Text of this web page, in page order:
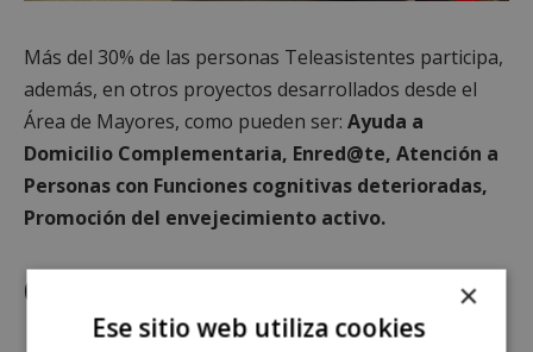
Más del 30% de las personas Teleasistentes participa,
además, en otros proyectos desarrollados desde el
Área de Mayores, como pueden ser: Ayuda a
Domicilio Complementaria, Enred@te, Atención a
Personas con Funciones cognitivas deterioradas,
Promoción del envejecimiento activo.
Cuatro tipos de atención ×
Ese sitio web utiliza cookies